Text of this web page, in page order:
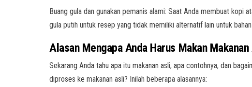
Buang gula dan gunakan pemanis alami: Saat Anda membuat kopi
gula putih untuk resep yang tidak memiliki alternatif lain untuk bahan
Alasan Mengapa Anda Harus Makan
Sekarang Anda tahu apa itu makanan asli, apa contohnya, dan
diproses ke makanan asli? Inilah beberapa alasannya: